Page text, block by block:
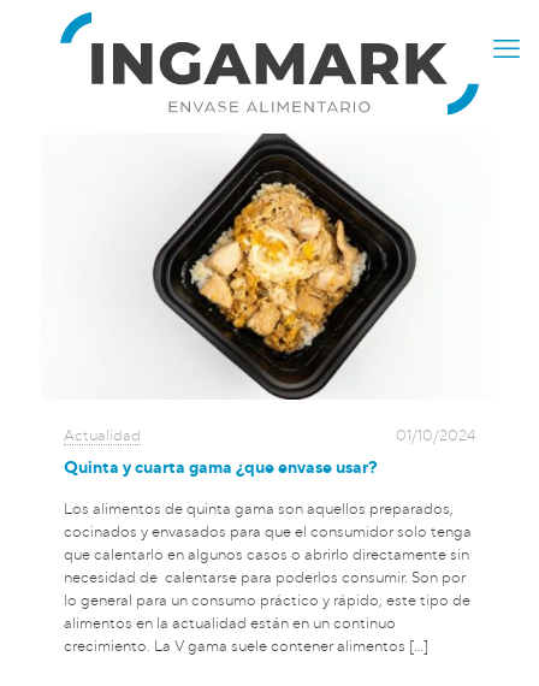
01/10/2024
Actualidad
Quinta y cuarta gama ¿que envase usar?
Los alimentos de quinta gama son aquellos preparados,
cocinados y envasados para que el consumidor solo tenga
que calentarlo en algunos casos o abrirlo directamente sin
necesidad de calentarse para poderlos consumir. Son por
lo general para un consumo práctico y rápido, este tipo de
alimentos en la actualidad están en un continuo
crecimiento. La V gama suele contener alimentos […]